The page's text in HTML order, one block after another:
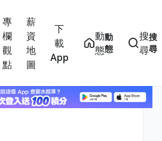
專
欄
觀
點
薪
資
地
圖
下
載
App
動
態
動
態
搜
尋
搜
尋